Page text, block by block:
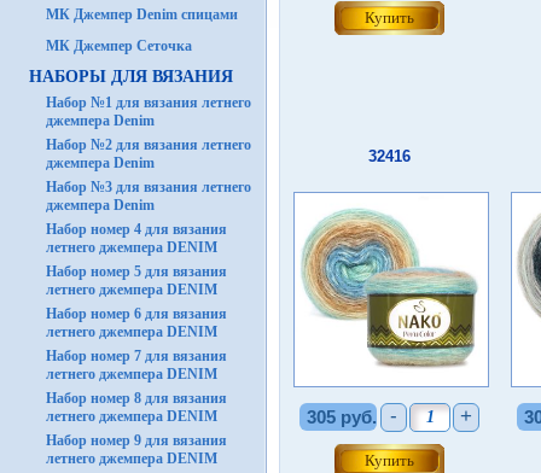
МК Джемпер Denim спицами
МК Джемпер Сеточка
НАБОРЫ ДЛЯ ВЯЗАНИЯ
Набор №1 для вязания летнего
джемпера Denim
Набор №2 для вязания летнего
джемпера Denim
Набор №3 для вязания летнего
джемпера Denim
Набор номер 4 для вязания
летнего джемпера DENIM
Набор номер 5 для вязания
летнего джемпера DENIM
Набор номер 6 для вязания
летнего джемпера DENIM
Набор номер 7 для вязания
летнего джемпера DENIM
Набор номер 8 для вязания
летнего джемпера DENIM
Набор номер 9 для вязания
летнего джемпера DENIM
32416
305 руб. - +